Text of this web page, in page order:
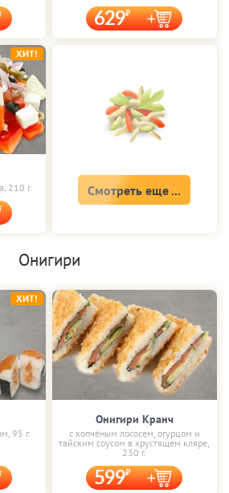
629
210 г.
ХИТ!
Смотреть еще ...
Онигири
95 г.
ХИТ!
Онигири Кранч
с копчёным лососем, огурцом и
тайским соусом в хрустящем кляре,
230 г.
599